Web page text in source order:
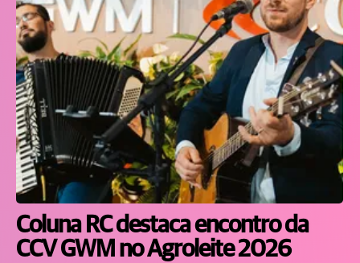
Coluna RC destaca encontro da
CCV GWM no Agroleite 2026